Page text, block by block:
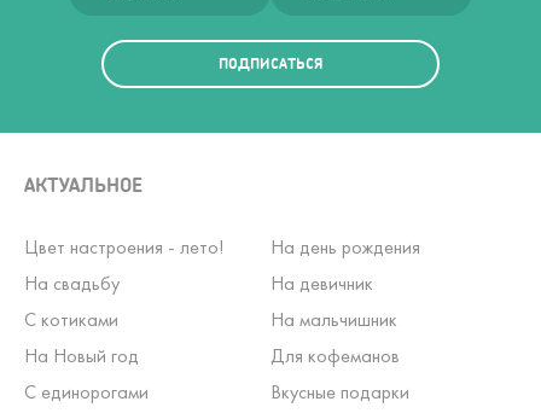
ПОДПИСАТЬСЯ
АКТУАЛЬНОЕ
Цвет настроения - лето!
На день рождения
На свадьбу
На девичник
С котиками
На мальчишник
На Новый год
Для кофеманов
С единорогами
Вкусные подарки